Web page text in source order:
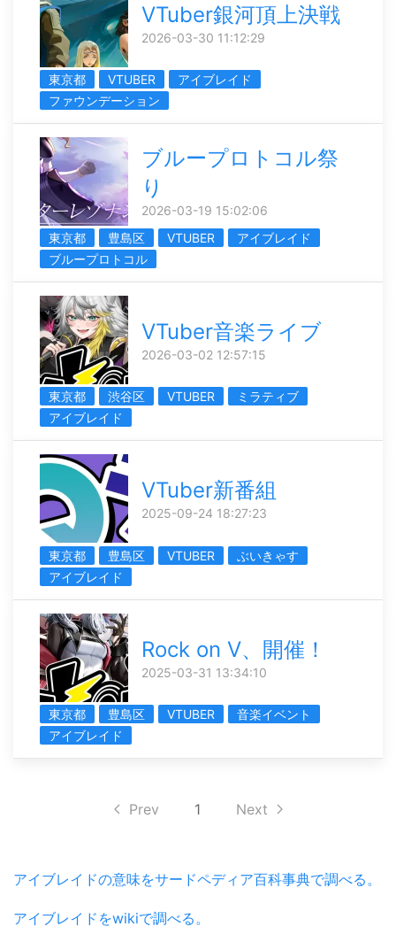
VTuber銀河頂上決戦
2026-03-30 11:12:29
東京都 VTUBER
アイブレイド
ファウンデーション
ブループロトコル祭
り
2026-03-19 15:02:06
東京都
豊島区 VTUBER
アイブレイド
ブループロトコル
VTuber音楽ライブ
2026-03-02 12:57:15
東京都 渋谷区 VTUBER
ミラティブ
アイブレイド
VTuber新番組
2025-09-24 18:27:23
東京都 豊島区 VTUBER
ぶいきゃす
アイブレイド
Rock on V、開催！
2025-03-31 13:34:10
東京都 豊島区 VTUBER
音楽イベント
アイブレイド
Prev 1 Next
アイブレイドの意味をサードペディア百科事典で調べる。
アイブレイドをwikiで調べる。